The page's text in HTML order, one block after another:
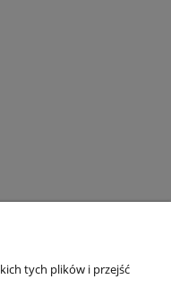
tych plików i przejść